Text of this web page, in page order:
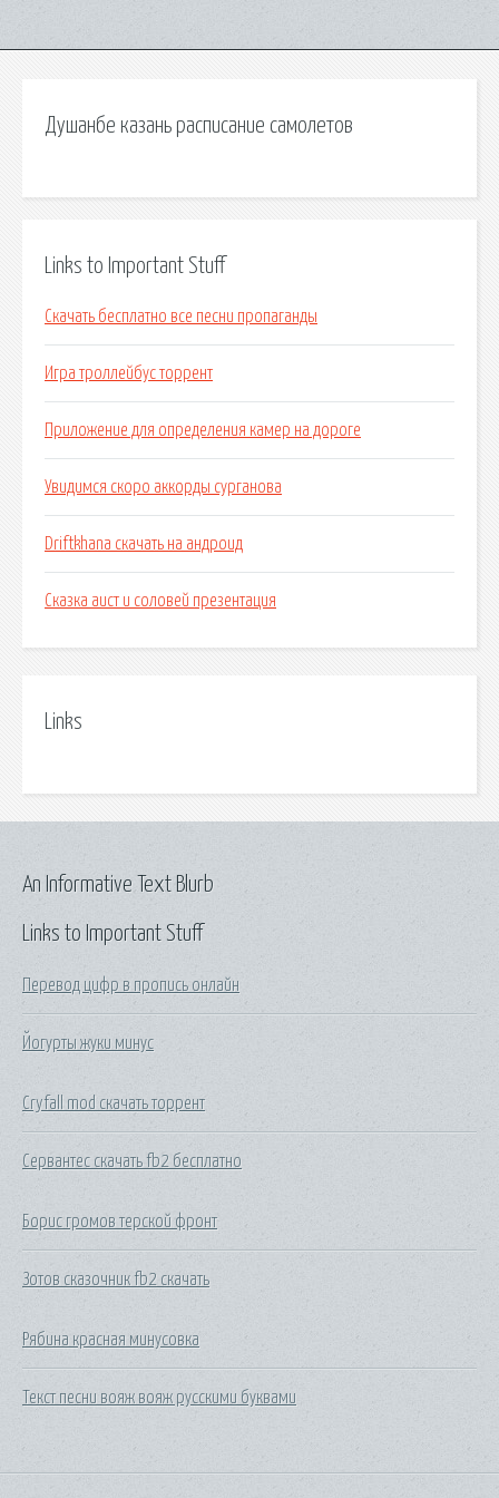
Душанбе казань расписание самолетов
Links to Important Stuff
Скачать бесплатно все песни пропаганды
Игра троллейбус торрент
Приложение для определения камер на дороге
Увидимся скоро аккорды сурганова
Driftkhana скачать на андроид
Сказка аист и соловей презентация
Links
Links to Important Stuff
Перевод цифр в пропись онлайн
Йогурты жуки минус
Cryfall mod скачать торрент
Сервантес скачать fb2 бесплатно
Борис громов терской фронт
Зотов сказочник fb2 скачать
Рябина красная минусовка
Текст песни вояж вояж русскими буквами
An Informative Text Blurb